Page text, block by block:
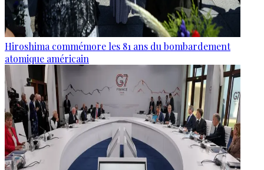
Hiroshima commémore les 81 ans du bombardement
atomique américain